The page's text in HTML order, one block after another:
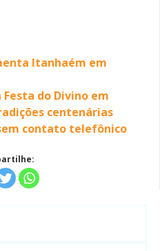
Itanhaém em
do Divino em
centenárias
contato telefônico